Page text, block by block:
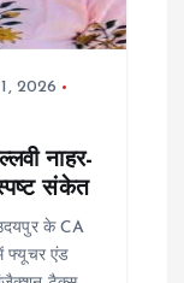
2026
नाहर-
संकेत
के CA
फ्यूचर एंड